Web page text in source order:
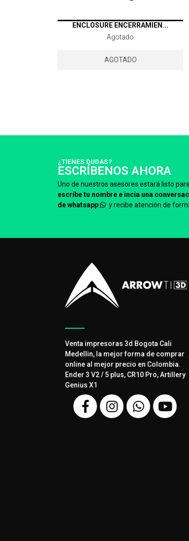
ENCLOSURE ENCERRAMIEN...
Agotado
AGOTADO
¿TIENES DUDAS?
ESCRÍBENOS AHORA
Uno de nuestros asesores estará listo
escríbe tu nombre e incia una
de whatsapp
y recibe atención de
Venta impresoras 3d Bogota Cali
Medellin, la mejor forma de comprar
online al mejor precio en Colombia.
Ender 3 V2 / 5 plus, CR10 Pro, Artillery
Genius X1